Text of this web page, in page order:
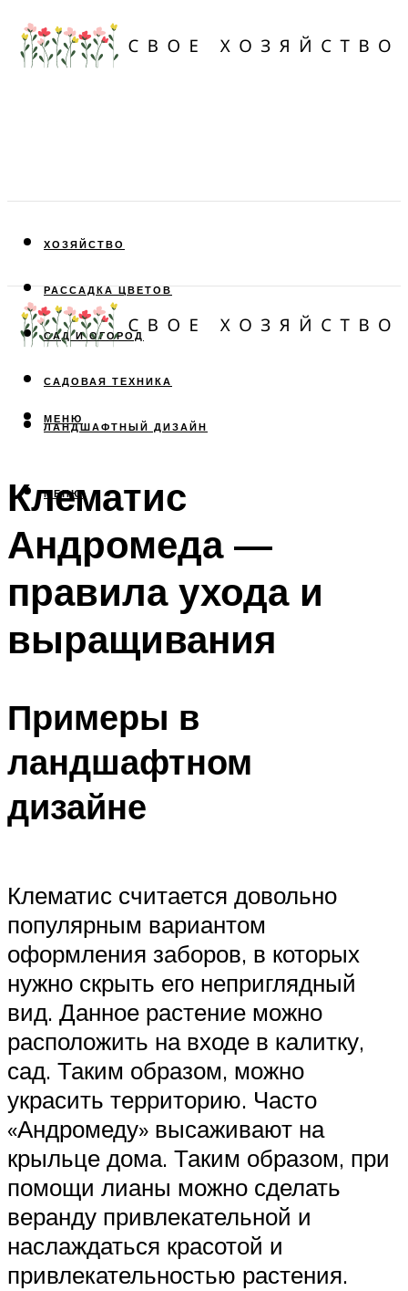
ХОЗЯЙСТВО
РАССАДКА ЦВЕТОВ
САД И ОГОРОД
САДОВАЯ ТЕХНИКА
ЛАНДШАФТНЫЙ ДИЗАЙН
МЕНЮ
МЕНЮ
Клематис
Андромеда —
правила ухода и
выращивания
Примеры в
ландшафтном
дизайне
Клематис считается довольно
популярным вариантом
оформления заборов, в которых
нужно скрыть его неприглядный
вид. Данное растение можно
расположить на входе в калитку,
сад. Таким образом, можно
украсить территорию. Часто
«Андромеду» высаживают на
крыльце дома. Таким образом, при
помощи лианы можно сделать
веранду привлекательной и
наслаждаться красотой и
привлекательностью растения.